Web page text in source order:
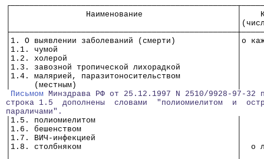
│                Наименование                    │
│                                                │(число
│1. О выявлении заболеваний (смерти)             │о
│1.1. чумой                                      │
│1.2. холерой                                    │
│1.3. завозной тропической лихорадкой
│1.4. малярией, паразитоносительством
│     (местным)                                  │
Письмом Минздрава РФ от 25.12.1997 N 2510/9928-97-32
строка 1.5  дополнены  словами  "полиомиелитом  и
параличами".
│1.5. полиомиелитом                              │
│1.6. бешенством                                 │
│1.7. ВИЧ-инфекцией                              │
│1.8. столбняком                                 │  о